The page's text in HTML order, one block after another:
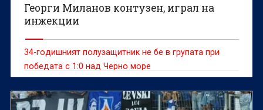
Георги Миланов контузен, играл на
инжекции
34-годишният полузащитник не бе в групата при
победата с 1:0 над Черно море